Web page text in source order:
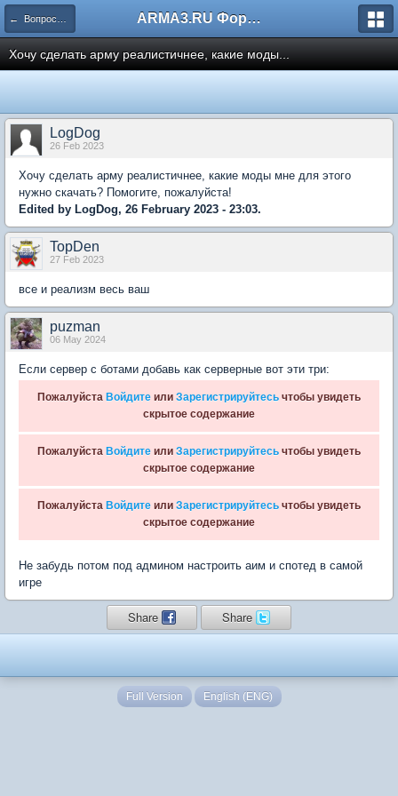
← Вопросы и Проблемы в разработке ARMA3.RU Форум
Хочу сделать арму реалистичнее, какие моды...
LogDog
26 Feb 2023
Хочу сделать арму реалистичнее, какие моды мне для этого
нужно скачать? Помогите, пожалуйста!
Edited by LogDog, 26 February 2023 - 23:03.
TopDen
27 Feb 2023
все и реализм весь ваш
puzman
06 May 2024
Если сервер с ботами добавь как серверные вот эти три:
Пожалуйста Войдите или Зарегистрируйтесь чтобы увидеть
скрытое содержание
Пожалуйста Войдите или Зарегистрируйтесь чтобы увидеть
скрытое содержание
Пожалуйста Войдите или Зарегистрируйтесь чтобы увидеть
скрытое содержание
Не забудь потом под админом настроить аим и спотед в самой
игре
Share Share
Full Version English (ENG)